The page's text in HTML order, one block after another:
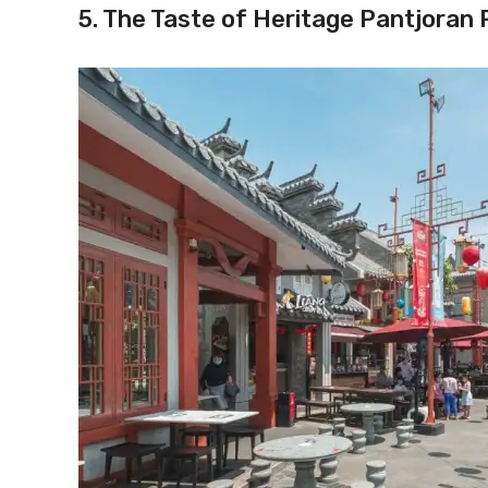
5. The Taste of Heritage Pantjoran